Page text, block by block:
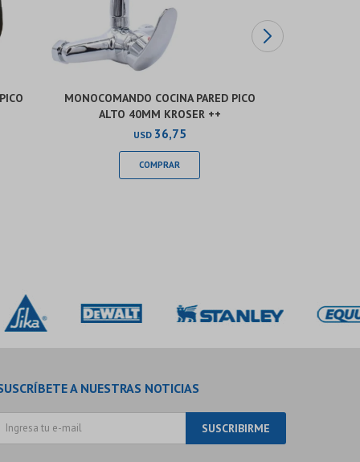
MONOCOMANDO COCINA PARED PICO
ALTO 40MM KROSER ++
USD 36,75
A NUESTRAS NOTICIAS
SUSCRIBIRME